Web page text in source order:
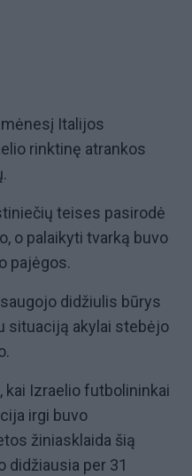
Italijos
rinktinę atrankos
teises pasirodė
o palaikyti tvarką buvo
pajėgos.
didžiulis būrys
situaciją akylai stebėjo
Izraelio futbolininkai
irgi buvo
žiniasklaida šią
didžiausia per 31